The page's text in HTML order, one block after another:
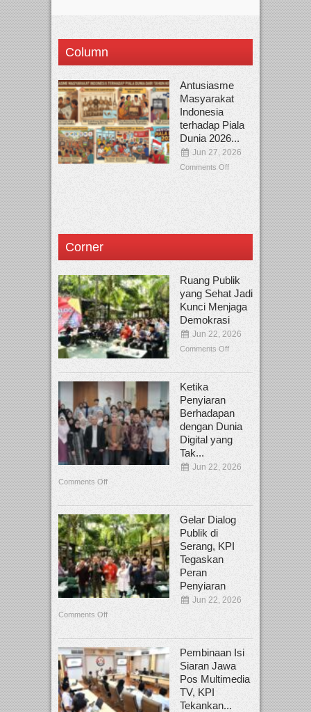
Column
Antusiasme
Masyarakat
Indonesia
terhadap Piala
Dunia 2026...
Jun 27, 2026
Comments Off
Corner
Ruang Publik
yang Sehat Jadi
Kunci Menjaga
Demokrasi
Jun 22, 2026
Comments Off
Ketika
Penyiaran
Berhadapan
dengan Dunia
Digital yang
Tak...
Jun 22, 2026
Comments Off
Gelar Dialog
Publik di
Serang, KPI
Tegaskan
Peran
Penyiaran
Jun 22, 2026
Comments Off
Pembinaan Isi
Siaran Jawa
Pos Multimedia
TV, KPI
Tekankan...